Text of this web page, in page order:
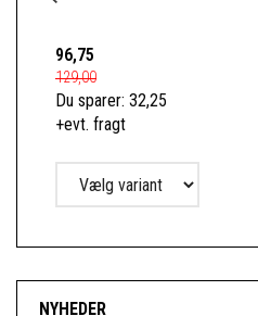
96,75
129,00
Du sparer: 32,25
+evt. fragt
NYHEDER